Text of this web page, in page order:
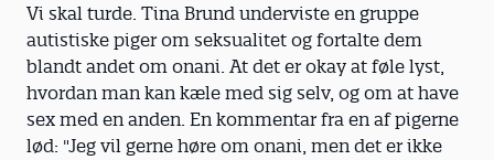
Vi skal turde. Tina Brund underviste en gruppe
autistiske piger om seksualitet og fortalte dem
blandt andet om onani. At det er okay at føle lyst,
hvordan man kan kæle med sig selv, og om at have
sex med en anden. En kommentar fra en af pigerne
lød: "Jeg vil gerne høre om onani, men det er ikke